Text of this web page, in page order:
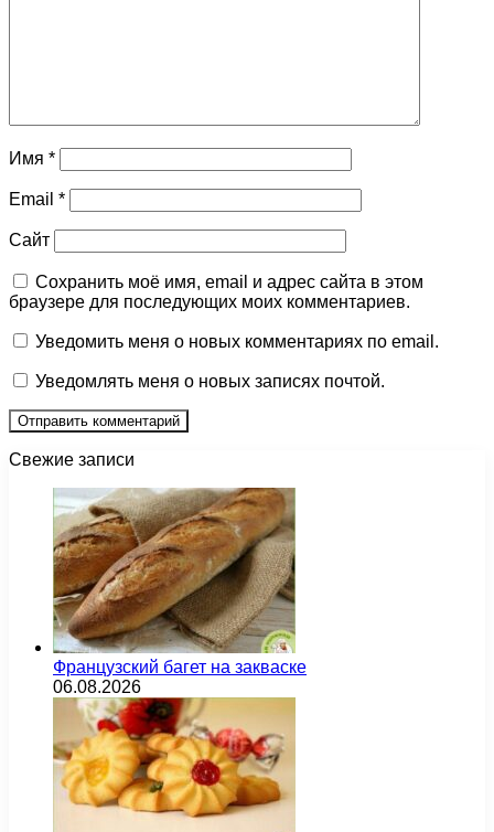
Имя *
Email *
Сайт
Сохранить моё имя, email и адрес сайта в этом
браузере для последующих моих комментариев.
Уведомить меня о новых комментариях по email.
Уведомлять меня о новых записях почтой.
Свежие записи
Французский багет на закваске
06.08.2026